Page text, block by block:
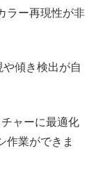
ラー再現性が非
傾き検出が自
ャーに最適化
作業ができま